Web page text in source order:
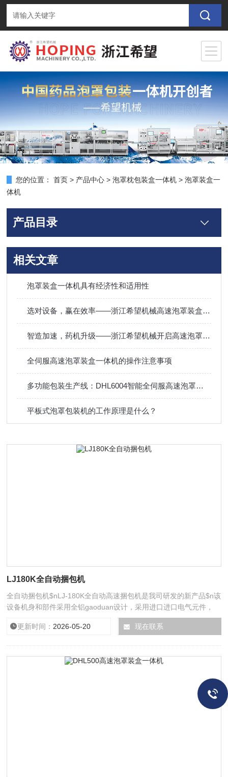
您的位置： 首页 > 产品中心 >泡罩枕包装盒一体机 >泡罩装盒一
体机
产品目录
相关文章
泡罩装盒一体机具有经济性和适用性
选对设备，赢在效率——浙江希望机械高速泡罩装盒一体机案例直击
智造加速，药机升级——浙江希望机械开启高速泡罩装盒一体机新风向
全伺服高速泡罩装盒一体机的操作注意事项
多功能包装生产线：DHL6004智能全伺服高速泡罩装盒一体机
平板式泡罩包装机的工作原理是什么？
LJ180K全自动捆包机
全自动捆包机$nLJ-180K全自动高速捆包机是我司研发的新产品$n该
设备机身和部件采用全铝gaoduan设计，采用进口进口电气元件，
PLC，人机界面操作，使设备运行过程更稳定方便，在药品、食品、
化妆品行业均可以使用，该设备符合CGMP标准。
更新时间： 2026-05-20 浏览次数：
现在联系